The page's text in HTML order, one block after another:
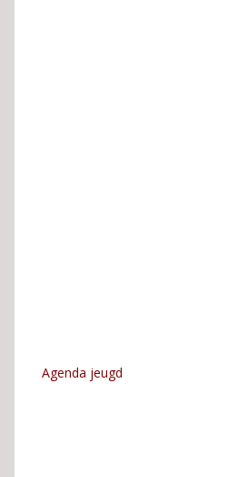
Agenda jeugd